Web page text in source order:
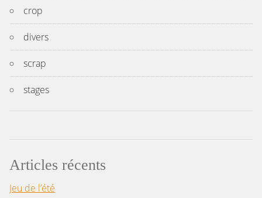
crop
divers
scrap
stages
Articles récents
Jeu de l’été